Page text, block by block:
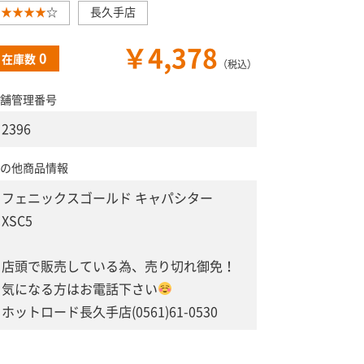
★★★★☆ 長久手店
在庫数 0 ￥4,378 （税込）
管理番号
2396
他商品情報
フェニックスゴールド キャパシター
XSC5
店頭で販売している為、売り切れ御免！
気になる方はお電話下さい
ホットロード長久手店(0561)61-0530